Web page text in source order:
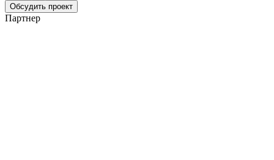
Обсудить проект
Партнер